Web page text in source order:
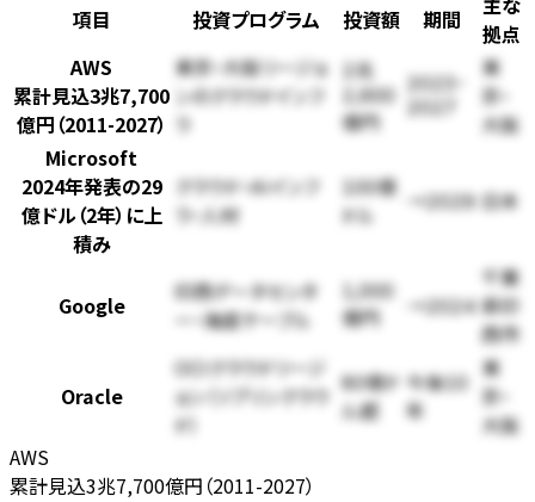
項目 投資プログラム 投資額 期間
拠点
AWS
累計見込3兆7,700
億円（2011-2027）
東京・大阪リージョ
ンのクラウドインフ
2兆
2,600
億円
2023-
東
京・
大阪
Microsoft
2024年発表の29
億ドル（2年）に上
積み
クラウド・AIインフ
ラ・人材
100億
ドル
→2029 日本
Google
印西データセンタ
ー・海底ケーブル
1,000
億円
→2024
千葉
県印
西市
Oracle
OCIクラウドリージ
ョン（ソブリンクラウ
ド）
80億ド
ル超
今後10
年
東
京・
大阪
AWS
累計見込3兆7,700億円（2011-2027）